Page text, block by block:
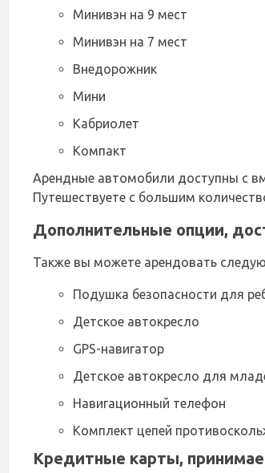
Минивэн на 9 мест
Минивэн на 7 мест
Внедорожник
Мини
Кабриолет
Компакт
Арендные автомобили доступны с
Путешествуете с большим
Дополнительные опции,
Также вы можете арендовать
Подушка безопасности для
Детское автокресло
GPS-навигатор
Детское автокресло для
Навигационный телефон
Комплект цепей
Кредитные карты,